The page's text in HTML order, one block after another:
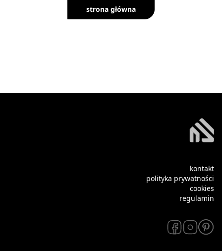
strona główna
kontakt
polityka prywatności
cookies
regulamin